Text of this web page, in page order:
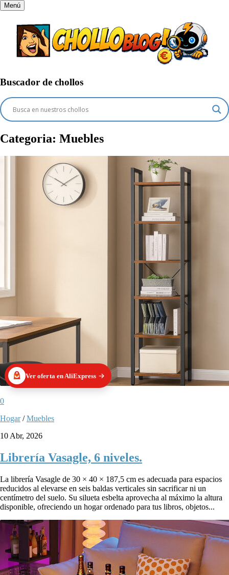
Menú
Buscador de chollos
Categoria: Muebles
Ver oferta en AliExpress
0
Hogar/Muebles
10 Abr, 2026
Librería Vasagle, 6 niveles.
La librería Vasagle de 30 × 40 × 187,5 cm es adecuada para espacios
reducidos al elevarse en seis baldas verticales sin sacrificar ni un
centímetro del suelo. Su silueta esbelta aprovecha al máximo la altura
disponible, ofreciendo un hogar ordenado para tus libros, objetos...